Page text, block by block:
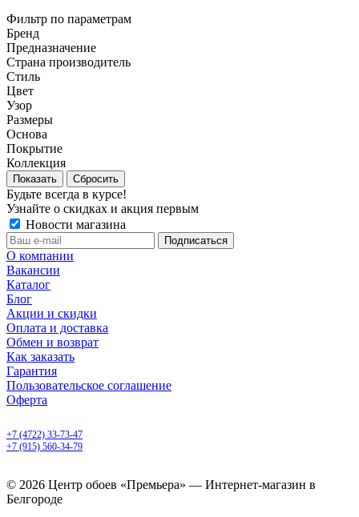
Фильтр по параметрам
Бренд
Предназначение
Страна производитель
Стиль
Цвет
Узор
Размеры
Основа
Покрытие
Коллекция
Сбросить
Будьте всегда в курсе!
Узнайте о скидках и акция первым
Новости магазина
О компании
Вакансии
Каталог
Блог
Акции и скидки
Оплата и доставка
Обмен и возврат
Как заказать
Гарантия
Пользовательское соглашение
Оферта
+7 (4722) 33-73-47
+7 (915) 560-34-79
© 2026 Центр обоев «Премьера» — Интернет-магазин в
Белгороде